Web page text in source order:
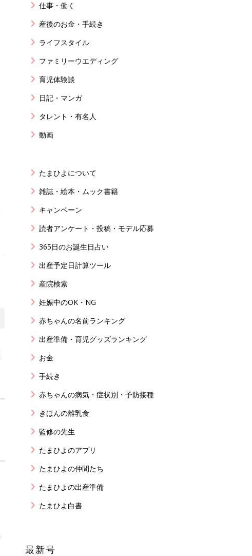
仕事・働く
産後のお金・手続き
ライフスタイル
ファミリーウエディング
育児体験談
日記・マンガ
タレント・有名人
動画
たまひよについて
雑誌・絵本・ムック書籍
キャンペーン
読者アンケート・投稿・モデル応募
365日のお誕生日占い
出産予定日計算ツール
産院検索
妊娠中のOK・NG
赤ちゃんの名前ランキング
出産準備・育児グッズランキング
お金
手続き
赤ちゃんの病気・症状別・予防接種
きほんの離乳食
監修の先生
たまひよのアプリ
たまひよの仲間たち
たまひよの出産準備
たまひよ白書
最新号